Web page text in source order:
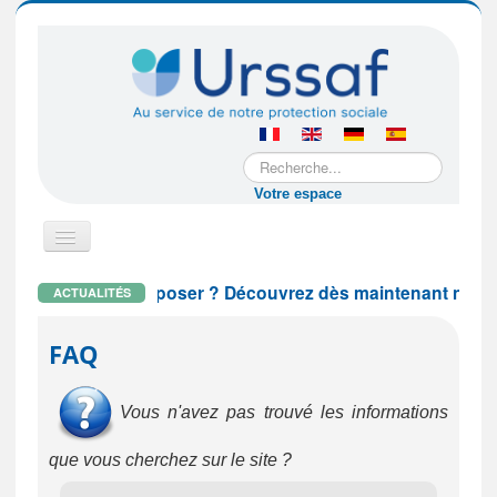
Rechercher
Votre espace
Basculer
navigation
Vous êtes un particulier employeur
ACTUALITÉS
à nous poser ? Découvrez dès maintenant
FAQ
Vous n'avez pas trouvé les informations
que vous cherchez sur le site ?